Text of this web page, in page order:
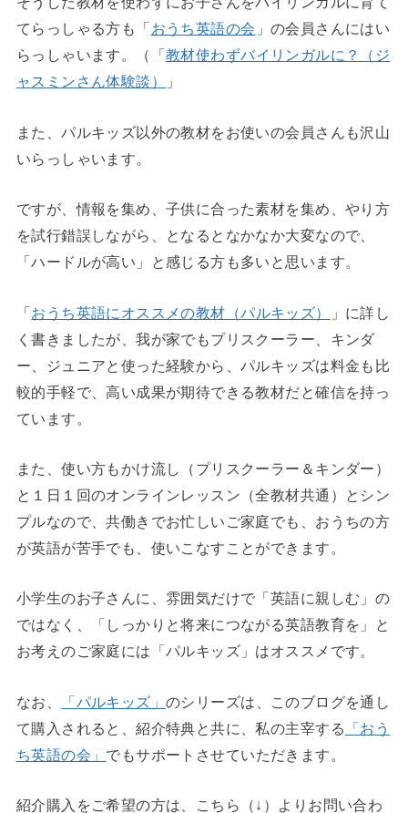
てらっしゃる方も「 おうち英語の会 」の会員さんにはい
らっしゃいます。（「教材使わずバイリンガルに？（ジ
ャスミンさん体験談）
」
また、パルキッズ以外の教材をお使いの会員さんも沢山
いらっしゃいます。
ですが、情報を集め、子供に合った素材を集め、やり方
を試行錯誤しながら、となるとなかなか大変なので、
「ハードルが高い」と感じる方も多いと思います。
「おうち英語にオススメの教材（パルキッズ）
」に詳し
く書きましたが、我が家でもプリスクーラー、キンダ
ー、ジュニアと使った経験から、パルキッズは料金も比
較的手軽で、高い成果が期待できる教材だと確信を持っ
ています。
また、使い方もかけ流し（プリスクーラー＆キンダー）
と１日１回のオンラインレッスン（全教材共通）とシン
プルなので、共働きでお忙しいご家庭でも、おうちの方
が英語が苦手でも、使いこなすことができます。
小学生のお子さんに、雰囲気だけで「英語に親しむ」の
ではなく、「しっかりと将来につながる英語教育を」と
お考えのご家庭には「パルキッズ」はオススメです。
なお、 「パルキッズ」のシリーズは、このブログを通し
て購入されると、紹介特典と共に、私の主宰する
「おう
ち英語の会」 でもサポートさせていただきます。
紹介購入をご希望の方は、こちら（↓）よりお問い合わ